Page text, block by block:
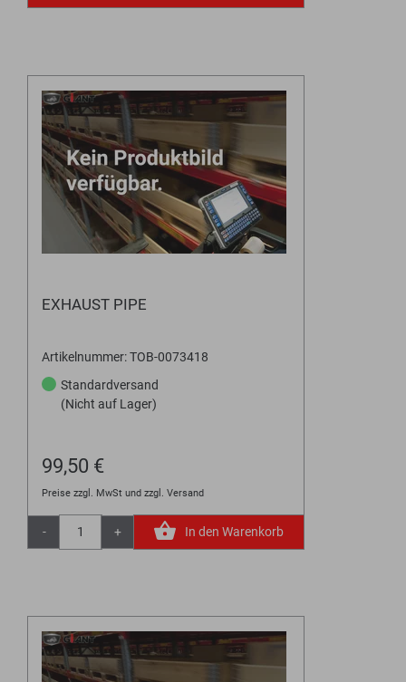
EXHAUST PIPE
Artikelnummer: TOB-0073418
Standardversand
(Nicht auf Lager)
99,50 €
Preise zzgl. MwSt und zzgl. Versand
- + In den Warenkorb